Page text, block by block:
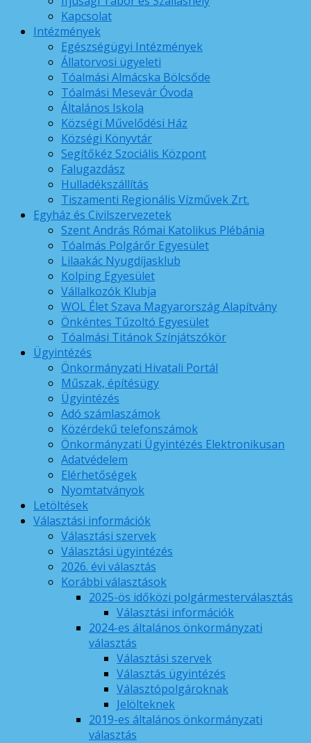
Kapcsolat
Intézmények
Egészségügyi Intézmények
Állatorvosi ügyeleti
Tóalmási Almácska Bölcsőde
Tóalmási Mesevár Óvoda
Általános Iskola
Községi Művelődési Ház
Községi Könyvtár
Segítőkéz Szociális Központ
Falugazdász
Hulladékszállítás
Tiszamenti Regionális Vízművek Zrt.
Egyház és Civilszervezetek
Szent András Római Katolikus Plébánia
Tóalmás Polgárőr Egyesület
Lilaakác Nyugdíjasklub
Kolping Egyesület
Vállalkozók Klubja
WOL Élet Szava Magyarország Alapítvány
Önkéntes Tűzoltó Egyesület
Tóalmási Titánok Színjátszókör
Ügyintézés
Önkormányzati Hivatali Portál
Műszak, építésügy
Ügyintézés
Adó számlaszámok
Közérdekű telefonszámok
Önkormányzati Ügyintézés Elektronikusan
Adatvédelem
Elérhetőségek
Nyomtatványok
Letöltések
Választási információk
Választási szervek
Választási ügyintézés
2026. évi választás
Korábbi választások
2025-ös időközi polgármesterválasztás
Választási információk
2024-es általános önkormányzati
választás
Választási szervek
Választás ügyintézés
Választópolgároknak
Jelölteknek
2019-es általános önkormányzati
választás